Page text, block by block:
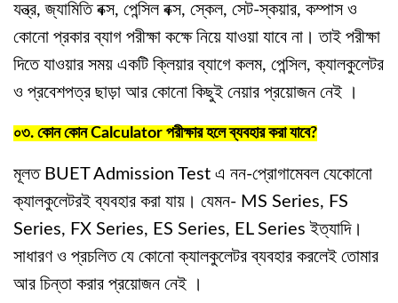
যন্ত্র, জ্যামিতি বক্স, পেন্সিল বক্স, স্কেল, সেট-স্কয়ার, কম্পাস ও
কোনো প্রকার ব্যাগ পরীক্ষা কক্ষে নিয়ে যাওয়া যাবে না। তাই পরীক্ষা
দিতে যাওয়ার সময় একটি ক্লিয়ার ব্যাগে কলম, পেন্সিল, ক্যালকুলেটর
ও প্রবেশপত্র ছাড়া আর কোনো কিছুই নেয়ার প্রয়োজন নেই ।
০৩. কোন কোন Calculator পরীক্ষার হলে ব্যবহার করা যাবে?
মূলত BUET Admission Test এ নন-প্রোগামেবল যেকোনো
ক্যালকুলেটরই ব্যবহার করা যায়। যেমন- MS Series, FS
Series, FX Series, ES Series, EL Series ইত্যাদি।
সাধারণ ও প্রচলিত যে কোনো ক্যালকুলেটর ব্যবহার করলেই তোমার
আর চিন্তা করার প্রয়োজন নেই ।